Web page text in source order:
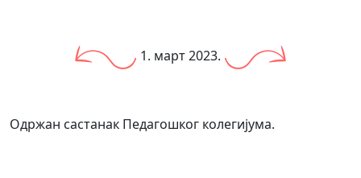
1. март 2023.
Одржан састанак Педагошког колегијума.